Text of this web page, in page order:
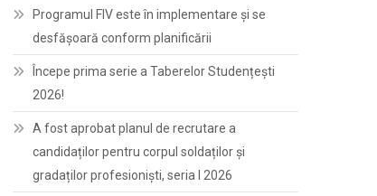
Programul FIV este în implementare și se
desfășoară conform planificării
Începe prima serie a Taberelor Studențești
2026!
A fost aprobat planul de recrutare a
candidaților pentru corpul soldaților și
gradaților profesioniști, seria I 2026